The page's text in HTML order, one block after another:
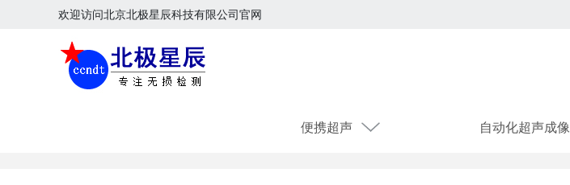
欢迎访问北京北极星辰科技有限公司官网
便携超声 自动化超声成像